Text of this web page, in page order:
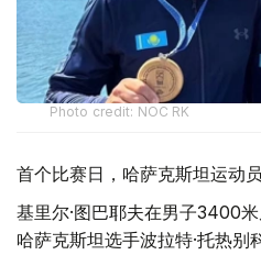
Photo credit: NOC RK
首个比赛日，哈萨克斯坦运动
基里尔·图巴耶夫在男子3400
哈萨克斯坦选手波拉特·托热